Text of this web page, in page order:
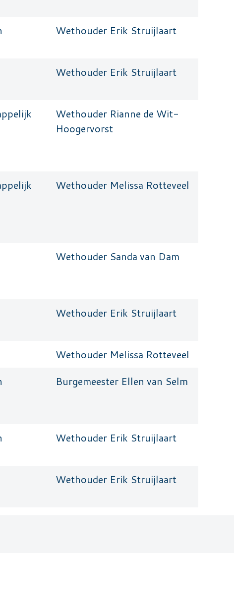
Wethouder Erik Struijlaart
Wethouder Erik Struijlaart
Wethouder Rianne de Wit-
Hoogervorst
Wethouder Melissa Rotteveel
Wethouder Sanda van Dam
Wethouder Erik Struijlaart
Wethouder Melissa Rotteveel
Burgemeester Ellen van Selm
Wethouder Erik Struijlaart
Wethouder Erik Struijlaart